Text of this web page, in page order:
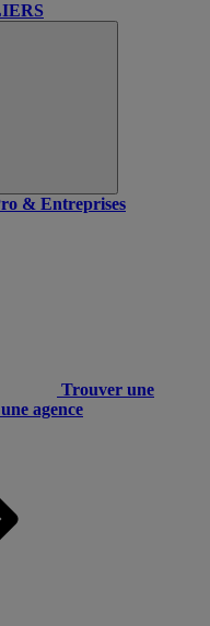
& Entreprises
Trouver une
agence